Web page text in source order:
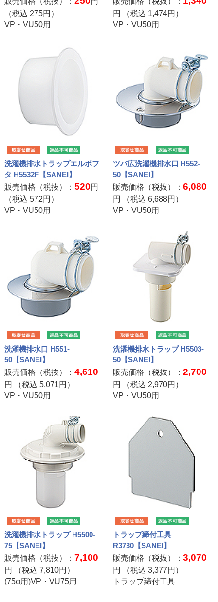
（税込 275円）
VP・VU50用
円 （税込 1,474円）
VP・VU50用
洗濯機排水トラップエルボフ
タ H5532F【SANEI】
販売価格（税抜）： 520円
（税込 572円）
VP・VU50用
ツバ広洗濯機排水口 H552-
50【SANEI】
販売価格（税抜）：6,080
円 （税込6,688円）
VP・VU50用
洗濯機排水口 H551-
50【SANEI】
販売価格（税抜）： 4,610
円 （税込 5,071円）
VP・VU50用
洗濯機排水トラップ H5503-
50【SANEI】
販売価格（税抜）：2,700
円 （税込 2,970円）
VP・VU50用
洗濯機排水トラップ H5500-
75【SANEI】
販売価格（税抜）： 7,100
円 （税込 7,810円）
(75φ用)VP・VU75用
トラップ締付工具
R3730【SANEI】
販売価格（税抜）：3,070
円 （税込3,377円）
トラップ締付工具